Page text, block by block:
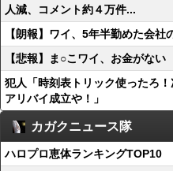
人減、コメント約４万件...
【朗報】ワイ、5年半勤めた会
【悲報】ま○こワイ、お金がない
犯人「時刻表トリック使ったろ
アリバイ成立や！」
カガクニュース隊
ハロプロ恵体ランキングTOP10